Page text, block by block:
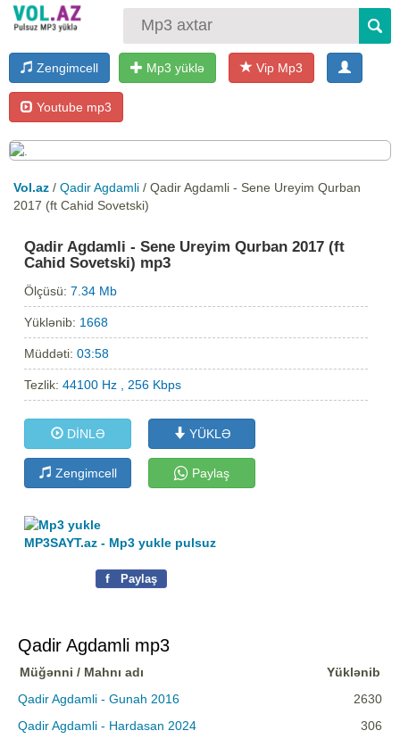
Zengimcell Mp3 yüklə Vip Mp3
Youtube mp3
Vol.az / Qadir Agdamli / Qadir Agdamli - Sene Ureyim Qurban
2017 (ft Cahid Sovetski)
Qadir Agdamli - Sene Ureyim Qurban 2017 (ft
Cahid Sovetski) mp3
Ölçüsü:7.34 Mb
Yüklənib: 1668
Müddəti:03:58
Tezlik:44100 Hz , 256 Kbps
DİNLƏ YÜKLƏ
Zengimcell Paylaş
MP3SAYT.az - Mp3 yukle pulsuz
f Paylaş
Qadir Agdamli mp3
Müğənni / Mahnı adı
Yüklənib
Qadir Agdamli - Gunah 2016
2630
Qadir Agdamli - Hardasan 2024
306